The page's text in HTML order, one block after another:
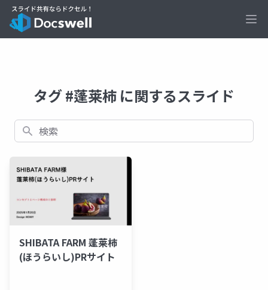
タグ #蓬莱柿 に関するスライド
検索
SHIBATA FARM 蓬莱柿
(ほうらいし)PRサイト